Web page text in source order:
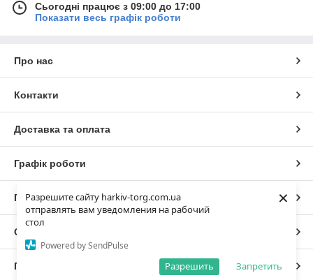
Разрешите сайту harkiv-torg.com.ua
отправлять вам уведомления на рабочий
стол
Powered by SendPulse
Запретить
Разрешить
×
Сьогодні працює з 09:00 до 17:00
Показати весь графік роботи
Про нас
Контакти
Доставка та оплата
Графік роботи
Повна версія сайту
Сайт створено на маркетплейсі
Політика конфіденційності